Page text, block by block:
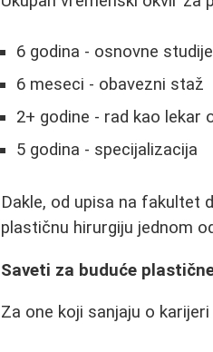
6 godina - osnovne
6 meseci - obavezni staž
2+ godine - rad kao lekar
5 godina - specijalizacija
Dakle, od upisa na fakultet
plastičnu hirurgiju jednom
Saveti za buduće
Za one koji sanjaju o